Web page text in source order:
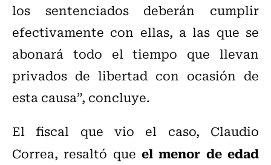
los sentenciados deberán cumplir
efectivamente con ellas, a las que se
abonará todo el tiempo que llevan
privados de libertad con ocasión de
esta causa”, concluye.
El fiscal que vio el caso, Claudio
Correa, resaltó que el menor de edad